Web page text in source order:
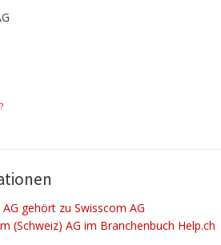
gehört zu Swisscom AG
(Schweiz) AG im Branchenbuch Help.ch